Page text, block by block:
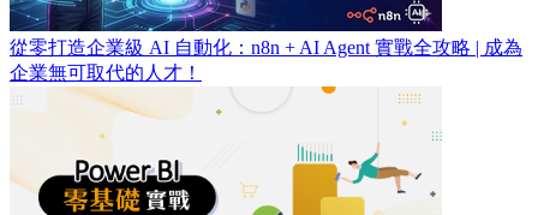
從零打造企業級 AI 自動化：n8n + AI Agent 實戰全攻略 | 成為
企業無可取代的人才！